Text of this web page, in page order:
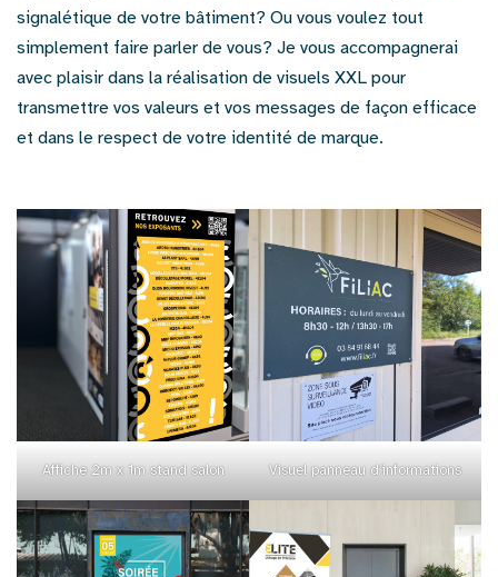
signalétique de votre bâtiment? Ou vous voulez tout
simplement faire parler de vous? Je vous accompagnerai
avec plaisir dans la réalisation de visuels XXL pour
transmettre vos valeurs et vos messages de façon efficace
et dans le respect de votre identité de marque.
Affiche 2m x 1m stand salon Visuel panneau d’informations